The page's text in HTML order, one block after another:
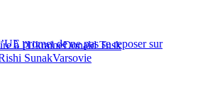
promet de ne pas se reposer sur
à l'UkraineDonald Tusk
SunakVarsovie